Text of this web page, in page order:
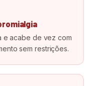
e acabe de vez com
sem restrições.